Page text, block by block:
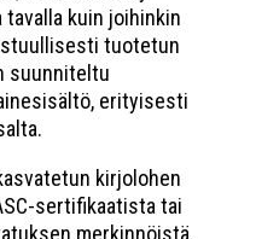
kuin joihinkin
tuotetun
suunniteltu
erityisesti
kirjolohen
sertifikaatista tai
merkinnöistä.